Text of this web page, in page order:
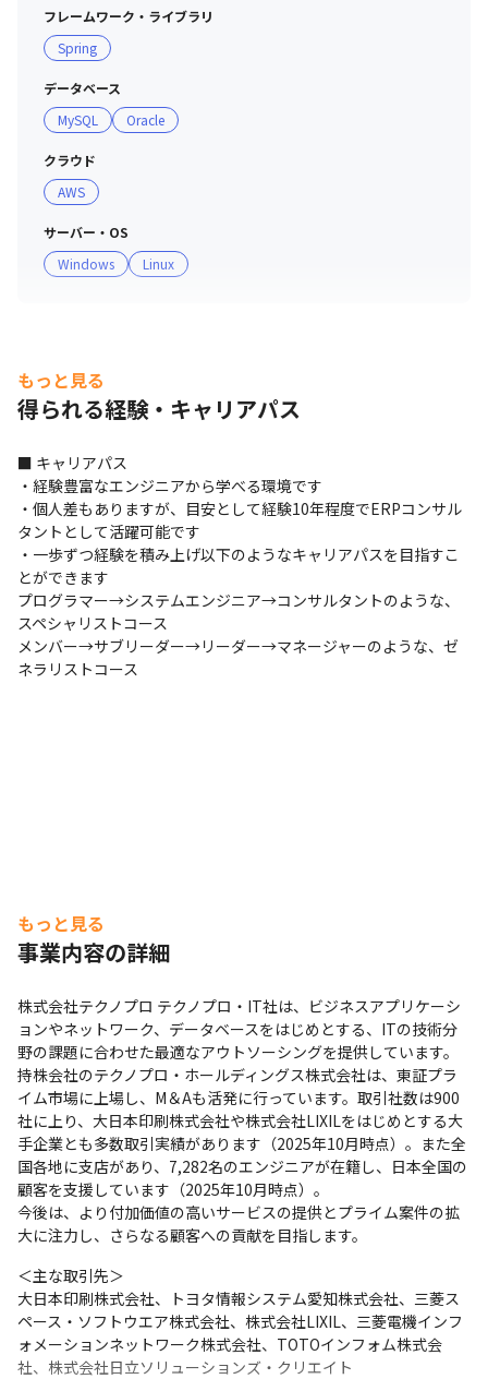
・技術社員が会社の事業計画を深く理解しながら、一人ひ
とりが明確な目的意識を持って業務を遂行する文化作りを
行っています
・テクノプロの元エンジニアがCDAに着任し、一人ひとり
のキャリアプランの相談を受け付けています
＜提案ボックスの運営＞
・「従業員のアイデアは会社の貴重な財産である」との考
・年に一度ESアンケートを回収して一人ひとりの声を広
い、社員の声を反映しています
＜社内相談体制＞
・従業員一人ひとりが活力に満ちて業務に取り組み、パフ
ォーマンスを最大限に発揮できるように、「メンタルヘル
ス」および「ハラスメント」についての相談窓口を設置し
ています
・専門的な知識と経験が豊富な有資格者が相談に対応し、
課題やストレスが大きくなる前に、課題解決もしくはスト
レス軽減の方向を見出せるよう、バックアップ体制を整え
ています
・定期的にメンタルヘルス/セルフケア研修（従業員向
け）や、メンタルヘルス/ラインケア研修（管理監督者向
け）を実施し、「早期に気付く」ことの大切さを啓蒙する
顧客のDX推進をサポートします。
フレームワーク・ライブラリ
Spring
データベース
MySQL
Oracle
クラウド
AWS
サーバー・OS
Windows
Linux
もっと見る
得られる経験・キャリアパス
■ キャリアパス
・経験豊富なエンジニアから学べる環境です
・個人差もありますが、目安として経験10年程度でERPコンサル
タントとして活躍可能です
・一歩ずつ経験を積み上げ以下のようなキャリアパスを目指すこ
とができます
プログラマー→システムエンジニア→コンサルタントのような、
スペシャリストコース
メンバー→サブリーダー→リーダー→マネージャーのような、ゼ
ネラリストコース
もっと見る
事業内容の詳細
株式会社テクノプロ テクノプロ・IT社は、ビジネスアプリケーシ
ョンやネットワーク、データベースをはじめとする、ITの技術分
野の課題に合わせた最適なアウトソーシングを提供しています。
持株会社のテクノプロ・ホールディングス株式会社は、東証プラ
イム市場に上場し、M＆Aも活発に行っています。取引社数は900
社に上り、大日本印刷株式会社や株式会社LIXILをはじめとする大
手企業とも多数取引実績があります（2025年10月時点）。また全
国各地に支店があり、7,282名のエンジニアが在籍し、日本全国の
顧客を支援しています（2025年10月時点）。
今後は、より付加価値の高いサービスの提供とプライム案件の拡
大に注力し、さらなる顧客への貢献を目指します。
＜主な取引先＞
大日本印刷株式会社、トヨタ情報システム愛知株式会社、三菱ス
ペース・ソフトウエア株式会社、株式会社LIXIL、三菱電機インフ
ォメーションネットワーク株式会社、TOTOインフォム株式会
社、株式会社日立ソリューションズ・クリエイト